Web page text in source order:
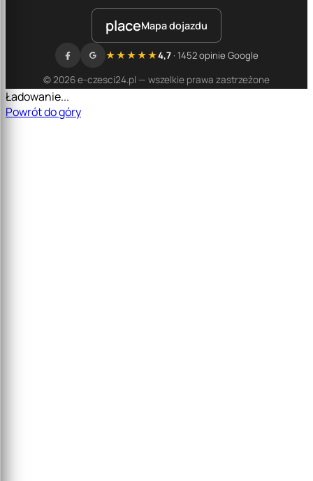
placeMapa dojazdu
© 2026 e-czesci24.pl — wszelkie prawa zastrzeżone
★★★★★4,7· 1452 opinie Google
Ładowanie...
Powrót do góry